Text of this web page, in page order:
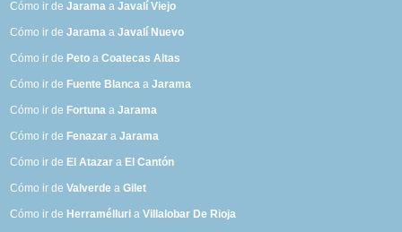
Cómo ir deJarama aJavalí Viejo
Cómo ir deJarama aJavalí Nuevo
Cómo ir de Peto aCoatecas Altas
Cómo ir de Fuente Blanca aJarama
Cómo ir de Fortuna aJarama
Cómo ir de Fenazar aJarama
Cómo ir de El Atazar a El Cantón
Cómo ir deValverde aGilet
Cómo ir de Herramélluri aVillalobar De Rioja